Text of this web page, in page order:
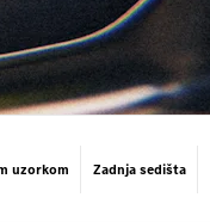
uzorkom Zadnja sedišta